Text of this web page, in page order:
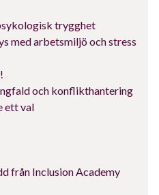
trygghet
med arbetsmiljö och stress
och konflikthantering
ett val
från Inclusion Academy